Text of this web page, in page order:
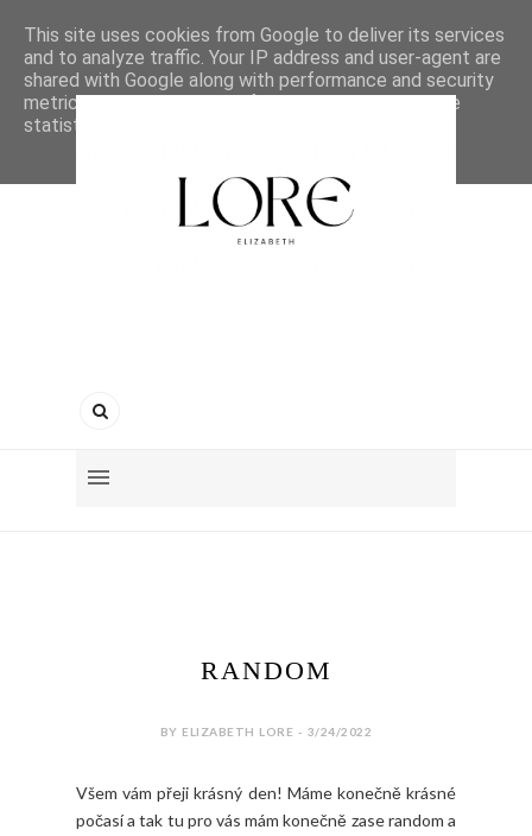
RANDOM
BY ELIZABETH LORE - 3/24/2022
Všem vám přeji krásný den! Máme konečně krásné
počasí a tak tu pro vás mám konečně zase random a
This site uses cookies from Google to deliver its services
and to analyze traffic. Your IP address and user-agent are
shared with Google along with performance and security
metrics to ensure quality of service, generate usage
statistics, and to detect and address abuse.